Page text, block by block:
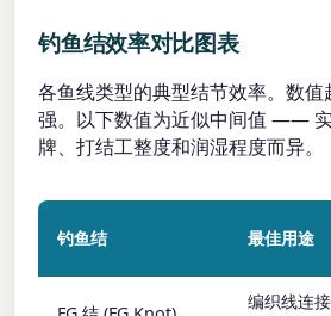
钓鱼结效率对比图表
各鱼线类型的典型结节效率。数值
强。以下数值为近似中间值 ——
牌、打结工整度和润湿程度而异。
钓鱼结 最佳用途
编织线连